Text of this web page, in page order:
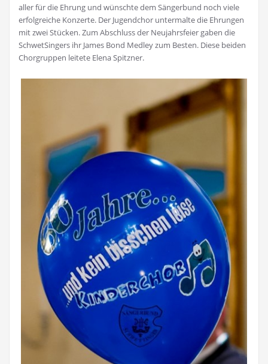
aller für die Ehrung und wünschte dem Sängerbund noch viele
erfolgreiche Konzerte. Der Jugendchor untermalte die Ehrungen
mit zwei Stücken. Zum Abschluss der Neujahrsfeier gaben die
SchwetSingers ihr James Bond Medley zum Besten. Diese beiden
Chorgruppen leitete Elena Spitzner.